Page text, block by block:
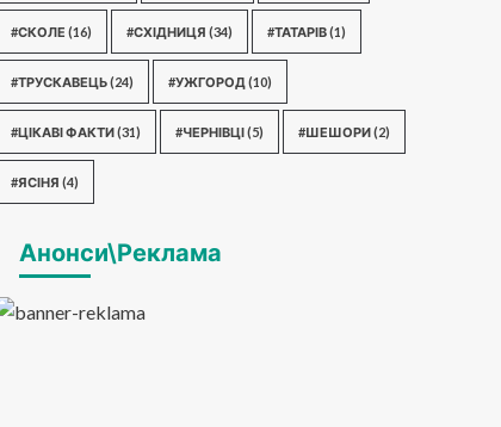
#СКОЛЕ (16) #СХІДНИЦЯ (34) #ТАТАРІВ(1)
#ТРУСКАВЕЦЬ(24) #УЖГОРОД (10)
#ЦІКАВІ ФАКТИ(31) #ЧЕРНІВЦІ(5) #ШЕШОРИ(2)
#ЯСІНЯ (4)
Анонси\Реклама